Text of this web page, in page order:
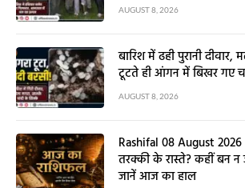
AUGUST 8, 2026
बारिश में ढही पुरानी
टूटते ही आंगन में बिखर गए
AUGUST 8, 2026
Rashifal 08 August
तरक्की के रास्ते? कहीं बन न
जानें आज का हाल